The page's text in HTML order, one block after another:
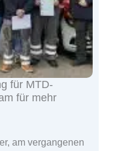
für MTD-
für mehr
am vergangenen